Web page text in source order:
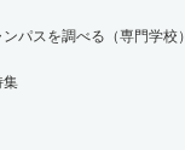
パスを調べる（専門学校）
集